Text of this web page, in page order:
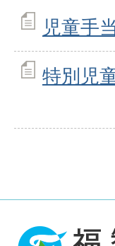
児童手当
特別児